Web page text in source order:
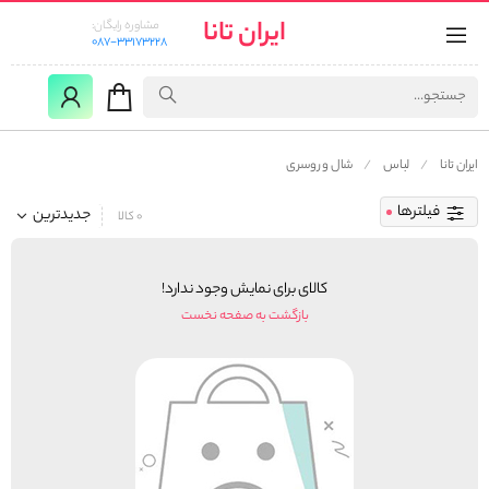
ایران تانا
مشاوره رایگان:
087-33173228
ایران تانا لباس شال و روسری
فیلترها جدیدترین 0 کالا
کالای برای نمایش وجود ندارد!
بازگشت به صفحه نخست